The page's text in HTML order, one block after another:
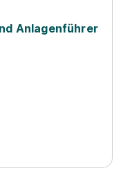
Anlagenführer